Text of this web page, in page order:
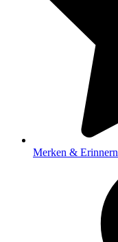
Merken & Erinnern